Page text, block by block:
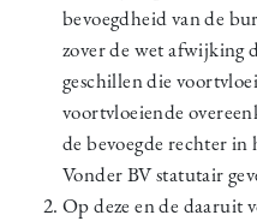
bevoegdheid van de
zover de wet afwijking
geschillen die
voortvloeiende
de bevoegde rechter
Vonder BV statutair
Op deze en de daaruit